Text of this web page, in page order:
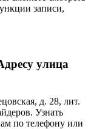
записи,
улица
д. 28, лит.
Узнать
по телефону или